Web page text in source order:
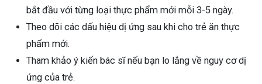
bắt đầu với từng loại thực phẩm mới mỗi 3-5 ngày.
Theo dõi các dấu hiệu dị ứng sau khi cho trẻ ăn thực
phẩm mới.
Tham khảo ý kiến bác sĩ nếu bạn lo lắng về nguy cơ dị
ứng của trẻ.